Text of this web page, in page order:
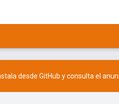
desde GitHub y consulta el